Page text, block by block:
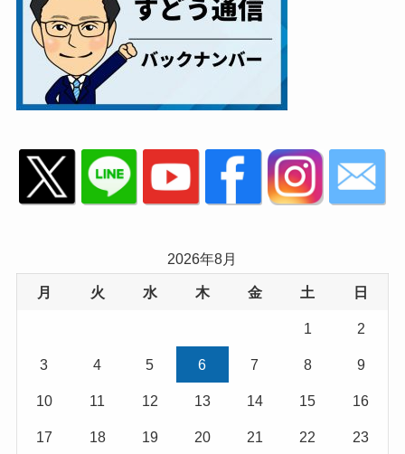
2026年8月
月 火 水 木 金 土 日
1 2
3 4 5 6 7 8 9
10 11 12 13 14 15 16
17 18 19 20 21 22 23